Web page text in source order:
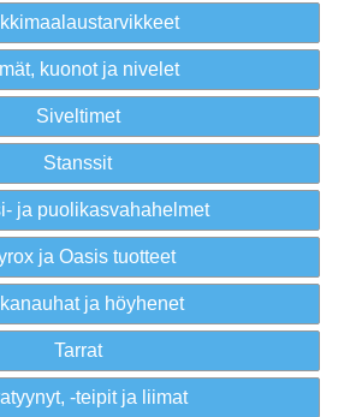
kuonot ja nivelet
Siveltimet
Stanssit
ja puolikasvahahelmet
ja Oasis tuotteet
ja höyhenet
Tarrat
-teipit ja liimat